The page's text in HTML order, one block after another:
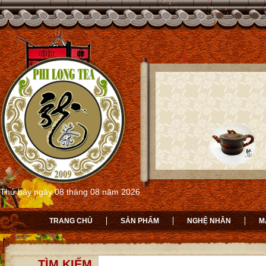
Thứ bảy ngày 08 tháng 08 năm 2026
TRANG CHỦ SẢN PHẨM NGHỆ NHÂN